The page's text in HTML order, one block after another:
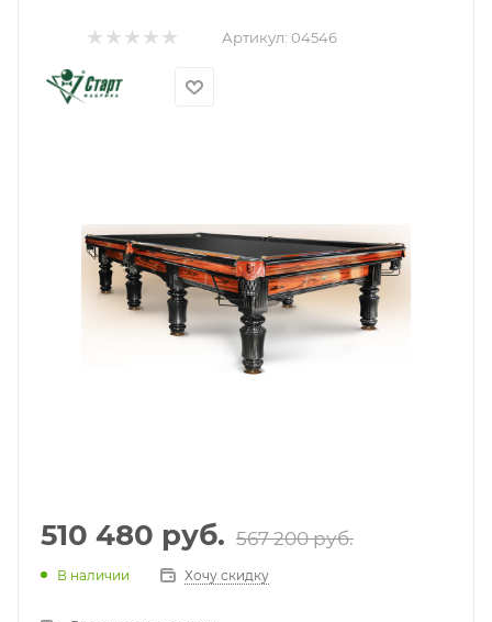
Артикул: 04546
510 480 руб. 567 200руб.
В наличии Хочу скидку